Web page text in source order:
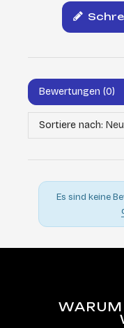
Bewertungen (0)
Sortiere nach:
Es sind keine